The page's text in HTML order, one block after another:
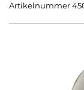
Artikelnummer